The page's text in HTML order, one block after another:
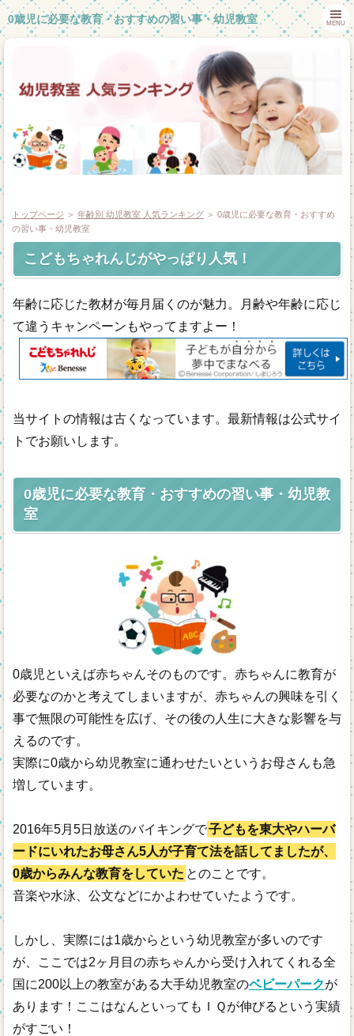
0歳児に必要な教育・おすすめの習い事・幼児教室 MENU
ホーム
幼児教室体験談
幼児教室一覧
年齢別
通信教材
無料幼児教材
トップページ ＞ 年齢別 幼児教室 人気ランキング ＞ 0歳児に必要な教育・おすすめ
の習い事・幼児教室
こどもちゃれんじがやっぱり人気！
年齢に応じた教材が毎月届くのが魅力。月齢や年齢に応じ
て違うキャンペーンもやってますよー！
当サイトの情報は古くなっています。最新情報は公式サイ
トでお願いします。
0歳児に必要な教育・おすすめの習い事・幼児教
室
0歳児といえば赤ちゃんそのものです。赤ちゃんに教育が
必要なのかと考えてしまいますが、赤ちゃんの興味を引く
事で無限の可能性を広げ、その後の人生に大きな影響を与
えるのです。
実際に0歳から幼児教室に通わせたいというお母さんも急
増しています。
2016年5月5日放送のバイキングで子どもを東大やハーバ
ードにいれたお母さん5人が子育て法を話してましたが、
0歳からみんな教育をしていた とのことです。
音楽や水泳、公文などにかよわせていたようです。
しかし、実際には1歳からという幼児教室が多いのです
が、ここでは2ヶ月目の赤ちゃんから受け入れてくれる全
国に200以上の教室がある大手幼児教室のベビーパークが
あります！ここはなんといってもＩＱが伸びるという実績
がすごい！